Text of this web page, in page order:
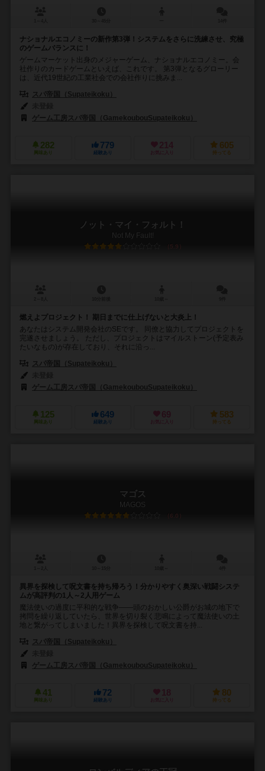
ナショナルエコノミーの新作第3弾！システムをさらに洗練させ、究極
のゲームバランスに！
ゲームマーケット出身のメジャーゲーム、ナショナルエコノミー。会
社作りのカードゲームといえば、これです。 第3弾となるグローリー
は、近代19世紀の工業社会での会社作りに挑みま...
スパ帝国（Supateikoku）
ゲーム工房スパ帝国（GamekoubouSupateikoku）
282
興味あり
779
経験あり
214
お気に入り
605
持ってる
ノット・マイ・フォルト！
Not My Fault!
5.9
燃えよプロジェクト！ 期日までに仕上げないと大炎上！
あなたはシステム開発会社のSEです。 同僚と協力してプロジェクトを
完遂させましょう。 ただし、プロジェクトはマイルストーン(予定表み
たいなもの)が存在しており、それに沿っ...
スパ帝国（Supateikoku）
ゲーム工房スパ帝国（GamekoubouSupateikoku）
125
興味あり
649
経験あり
69
お気に入り
583
持ってる
マゴス
MAGOS
6.0
異界を探検して呪文書を持ち帰ろう！分かりやすく奥深い戦闘システ
ムが高評判の1人～2人用ゲーム
魔法使いの過度に平和的な戦争——頭のおかしい公爵がお城の地下で
拷問を繰り返していたら、世界を切り裂く悲鳴によって魔法使いの土
地と繋がってしまいました！異界を探検して呪文書を持...
スパ帝国（Supateikoku）
ゲーム工房スパ帝国（GamekoubouSupateikoku）
41
興味あり
72
経験あり
18
お気に入り
80
持ってる